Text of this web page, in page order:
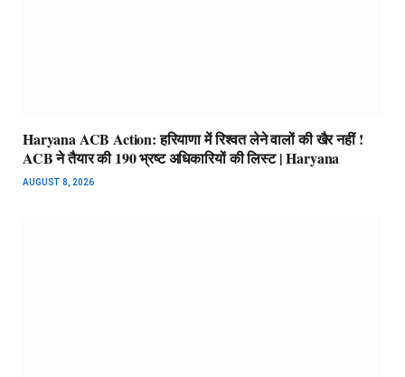
Haryana ACB Action: हरियाणा में रिश्वत लेने वालों की खैर नहीं !
ACB ने तैयार की 190 भ्रष्ट अधिकारियों की लिस्ट | Haryana
AUGUST 8, 2026